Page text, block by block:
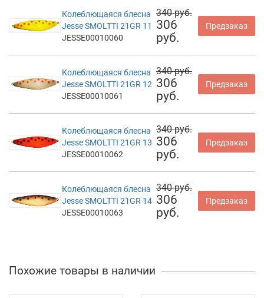
Колеблющаяся блесна
Jesse SMOLTTI 21GR 11
JESSE00010060
340 руб.
306
руб.
Предзаказ
Колеблющаяся блесна
Jesse SMOLTTI 21GR 12
JESSE00010061
340 руб.
306
руб.
Предзаказ
Колеблющаяся блесна
Jesse SMOLTTI 21GR 13
JESSE00010062
340 руб.
306
руб.
Предзаказ
Колеблющаяся блесна
Jesse SMOLTTI 21GR 14
JESSE00010063
340 руб.
306
руб.
Предзаказ
Похожие товары в наличии